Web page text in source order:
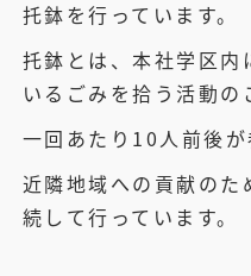
托鉢を行っています。
托鉢とは、本社学区内
いるごみを拾う活動の
一回あたり10人前後が
近隣地域への貢献の
続して行っています。